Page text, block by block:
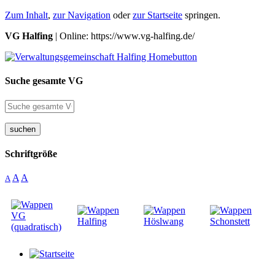
Zum Inhalt, zur Navigation oderzur Startseite springen.
VG Halfing | Online: https://www.vg-halfing.de/
Suche gesamte VG
suchen
Schriftgröße
A A A